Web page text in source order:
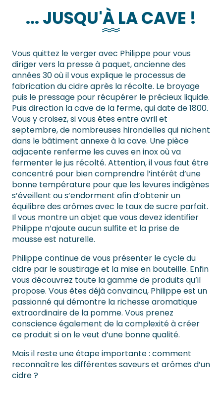
... JUSQU'À LA CAVE !
Vous quittez le verger avec Philippe pour vous
diriger vers la presse à paquet, ancienne des
années 30 où il vous explique le processus de
fabrication du cidre après la récolte. Le broyage
puis le pressage pour récupérer le précieux liquide.
Puis direction la cave de la ferme, qui date de 1800.
Vous y croisez, si vous êtes entre avril et
septembre, de nombreuses hirondelles qui nichent
dans le bâtiment annexe à la cave. Une pièce
adjacente renferme les cuves en inox où va
fermenter le jus récolté. Attention, il vous faut être
concentré pour bien comprendre l’intérêt d’une
bonne température pour que les levures indigènes
s’éveillent ou s’endorment afin d’obtenir un
équilibre des arômes avec le taux de sucre parfait.
Il vous montre un objet que vous devez identifier
Philippe n’ajoute aucun sulfite et la prise de
mousse est naturelle.
Philippe continue de vous présenter le cycle du
cidre par le soustirage et la mise en bouteille. Enfin
vous découvrez toute la gamme de produits qu’il
propose. Vous êtes déjà convaincu, Philippe est un
passionné qui démontre la richesse aromatique
extraordinaire de la pomme. Vous prenez
conscience également de la complexité à créer
ce produit si on le veut d’une bonne qualité.
Mais il reste une étape importante : comment
reconnaître les différentes saveurs et arômes d’un
cidre ?